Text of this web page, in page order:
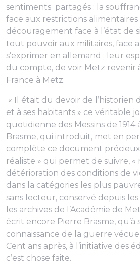
sentiments partagés : la
face aux restrictions
découragement face à l’état de
tout pouvoir aux militaires, face
s’exprimer en allemand ; leur
du compte, de voir Metz revenir
France à Metz.
« Il était du devoir de l’historien
et à ses habitants » ce véritable
quotidienne des Messins de 1914
Brasme, qui introduit, met en
complète ce document
réaliste » qui permet de suivre, «
détérioration des conditions de
dans la catégories les plus
sans lecteur, conservé depuis
les archives de l’Académie de
écrit encore Pierre Brasme, qu’à
connaissance de la guerre vécue
Cent ans après, à l’initiative des
c’est chose faite.